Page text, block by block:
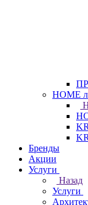
HOME
Бренды
Акции
Услуги
Назад
Услуги